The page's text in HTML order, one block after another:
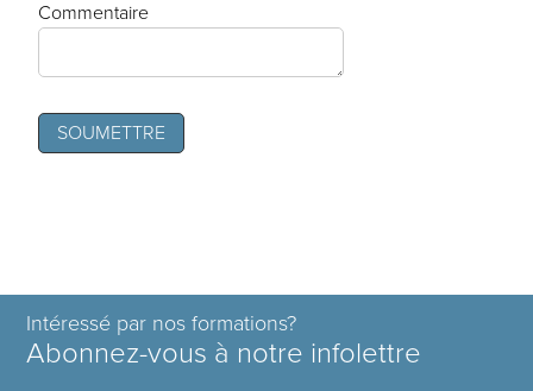
Commentaire
Intéressé par nos formations?
Abonnez-vous à notre infolettre